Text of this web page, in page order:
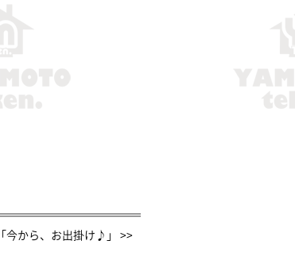
「今から、お出掛け♪」 >>